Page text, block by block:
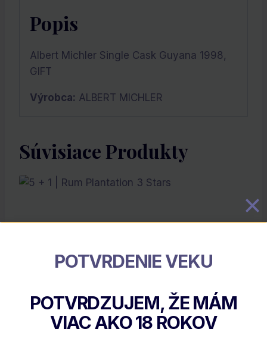
Popis
Albert Michler Single Cask Guyana 1998,
GIFT
Výrobca: ALBERT MICHLER
Súvisiace Produkty
5 + 1 | Rum Plantation 3 Stars
POTVRDENIE VEKU
POTVRDZUJEM, ŽE MÁM
VIAC AKO18 ROKOV